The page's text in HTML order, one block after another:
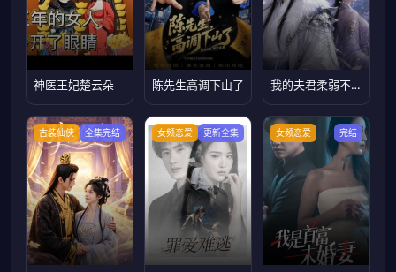
神医王妃楚云朵 陈先生高调下山了 我的夫君柔弱不能自理第四季
古装仙侠 全集完结 女频恋爱 更新全集 女频恋爱 完结